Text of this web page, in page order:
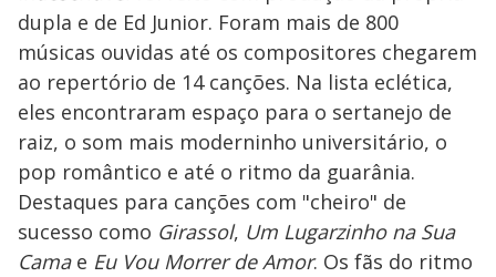
dupla e de Ed Junior. Foram mais de 800
músicas ouvidas até os compositores chegarem
ao repertório de 14 canções. Na lista eclética,
eles encontraram espaço para o sertanejo de
raiz, o som mais moderninho universitário, o
pop romântico e até o ritmo da guarânia.
Destaques para canções com "cheiro" de
sucesso como Girassol, Um Lugarzinho na Sua
Camae Eu Vou Morrer de Amor. Os fãs do ritmo